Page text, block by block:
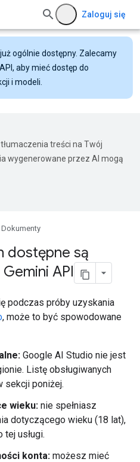
Zaloguj się
ogólnie dostępny. Zalecamy
aby mieć dostęp do
i modeli.
treści na Twój
wygenerowane przez AI mogą
Dokumenty
dostępne są
API
podczas próby uzyskania
, może to być spowodowane
Google AI Studio nie jest
Listę obsługiwanych
sekcji poniżej.
wieku: nie spełniasz
dotyczącego wieku (18 lat),
usługi.
konta: możesz mieć